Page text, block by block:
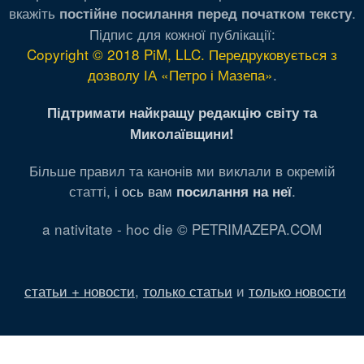
вкажіть постійне посилання перед початком тексту.
Підпис для кожної публікації:
Copyright © 2018 PiM, LLC. Передруковується з
дозволу ІА «Петро і Мазепа».
Підтримати найкращу редакцію світу та
Миколаївщини!
Більше правил та канонів ми виклали в окремій
статті, і ось вам посилання на неї.
a nativitate - hoc die © PETRIMAZEPA.COM
статьи + новости, только статьи и только новости